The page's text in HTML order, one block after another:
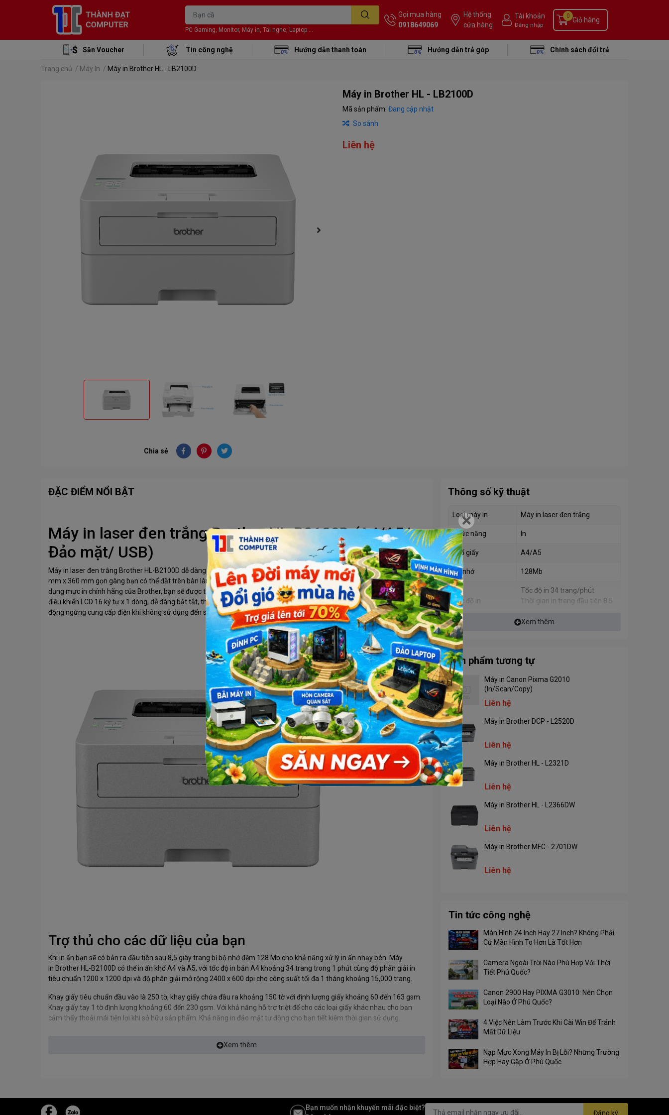
PC Gaming, Monitor, Máy in, Tai nghe, Laptop ...
Gọi mua hàng
0918649069
Hệ thống
cửa hàng
Tài khoản
Đăng nhập
Giỏ hàng
0
Săn Voucher Tin công nghệ Hướng dẫn thanh toán Hướng dẫn trả góp Chính sách đổi trả
Trang chủ / Máy In / Máy in Brother HL - LB2100D
Chia sẻ
Máy in Brother HL - LB2100D
Mã sản phẩm: Đang cập nhật
So sánh
Liên hệ
ĐẶC ĐIỂM NỔI BẬT
Máy in laser đen trắng Brother HL-B2100D (A4/A5/
Đảo mặt/ USB)
Máy in laser đen trắng Brother HL-B2100D dễ dàng sử dụng cho các doanh nghiệp vừa và nhỏ, kích thước 183 mm x 356
mm x 360 mm gọn gàng bạn có thể đặt trên bàn làm việc với cân nặng 7,5 kg. Sản phẩm in ấn đen trắng chất lượng khi sử
dụng mực in chính hãng của Brother, bạn sẽ được trải nghiệm các bản in chất lượng, rõ nét. Dễ dàng sử dụng với bảng
điều khiển LCD 16 ký tự x 1 dòng, dễ dàng bật tắt, thời gian khởi động máy nhanh gọn, tiết kiệm điện năng khi sử dụng, tự
động ngừng cung cấp điện khi không sử dụng đến sản phẩm.
Trợ thủ cho các dữ liệu của bạn
Khi in ấn bạn sẽ có bản ra đầu tiên sau 8,5 giây trang bị bộ nhớ đệm 128 Mb cho khả năng xử lý in ấn nhạy bén. Máy
in Brother HL-B2100D có thể in ấn khổ A4 và A5, với tốc độ in bản A4 khoảng 34 trang trong 1 phút cùng độ phân giải in
tiêu chuẩn 1200 x 1200 dpi và độ phân giải mở rộng 2400 x 600 dpi cho công suất tối đa 1 tháng khoảng 15,000 trang.
Khay giấy tiêu chuẩn đầu vào là 250 tờ, khay giấy chứa đầu ra khoảng 150 tờ với định lượng giấy khoảng 60 đến 163 gsm.
Khay giấy tay 1 tờ định lượng khoảng 60 đến 230 gsm. Với khả năng hỗ trợ triệt để cho các loại giấy khác nhau cho bạn
cảm thấy thoải mái tiện lợi khi sở hữu sản phẩm. Khả năng in đảo mặt tự động cho bạn tiết kiệm thời gian sử dụng.
Kết nối dễ dàng qua cổng USB với các hệ điều hành khác
Xem thêm
Thông số kỹ thuật
Loại máy in Máy in laser đen trắng
Chức năng In
Khổ giấy A4/A5
Bộ nhớ 128Mb
Tốc độ in
Tốc độ in 34 trang/phút
Thời gian in trang đầu tiên 8.5
In đảo mặt
ADF
Độ phân giải
Độ phân giải in 1200 x 1200
dpi
Độ phân giải mở rộng 2400 x
Cổng giao tiếp USB
Dùng mực
Xem thêm
Sản phẩm tương tự
Máy in Canon Pixma G2010
(In/Scan/Copy)
Liên hệ
Máy in Brother DCP - L2520D
Liên hệ
Máy in Brother HL - L2321D
Liên hệ
Máy in Brother HL - L2366DW
Liên hệ
Máy in Brother MFC - 2701DW
Liên hệ
Tin tức công nghệ
Màn Hình 24 Inch Hay 27 Inch? Không Phải
Cứ Màn Hình To Hơn Là Tốt Hơn
Camera Ngoài Trời Nào Phù Hợp Với Thời
Tiết Phú Quốc?
Canon 2900 Hay PIXMA G3010: Nên Chọn
Loại Nào Ở Phú Quốc?
4 Việc Nên Làm Trước Khi Cài Win Để Tránh
Mất Dữ Liệu
Nạp Mực Xong Máy In Bị Lỗi? Những Trường
Hợp Hay Gặp Ở Phú Quốc
Bạn muốn nhận khuyến mãi đặc biệt?
Đăng ký